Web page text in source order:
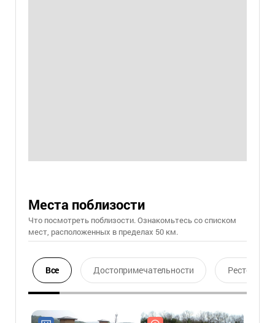
Места поблизости
Что посмотреть поблизости. Ознакомьтесь со списком
мест, расположенных в пределах 50 км.
Все Достопримечательности Ресторан